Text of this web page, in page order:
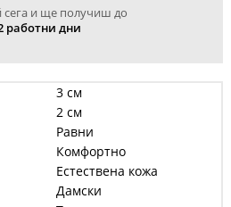
и ще получиш до
работни дни
3 см
2 см
Равни
Комфортно
Естествена кожа
Дамски